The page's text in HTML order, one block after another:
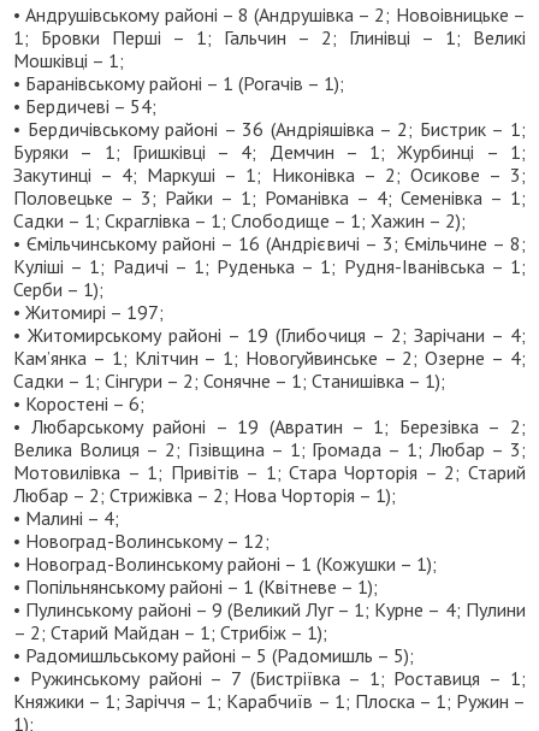
• Андрушівському районі – 8 (Андрушівка – 2; Новоівницьке –
1; Бровки Перші – 1; Гальчин – 2; Глинівці – 1; Великі
Мошківці – 1;
• Баранівському районі – 1 (Рогачів – 1);
• Бердичеві – 54;
• Бердичівському районі – 36 (Андріяшівка – 2; Бистрик – 1;
Буряки – 1; Гришківці – 4; Демчин – 1; Журбинці – 1;
Закутинці – 4; Маркуші – 1; Никонівка – 2; Осикове – 3;
Половецьке – 3; Райки – 1; Романівка – 4; Семенівка – 1;
Садки – 1; Скраглівка – 1; Слободище – 1; Хажин – 2);
• Ємільчинському районі – 16 (Андрієвичі – 3; Ємільчине – 8;
Куліші – 1; Радичі – 1; Руденька – 1; Рудня-Іванівська – 1;
Серби – 1);
• Житомирі – 197;
• Житомирському районі – 19 (Глибочиця – 2; Зарічани – 4;
Кам’янка – 1; Клітчин – 1; Новогуйвинське – 2; Озерне – 4;
Садки – 1; Сінгури – 2; Сонячне – 1; Станишівка – 1);
• Коростені – 6;
• Любарському районі – 19 (Авратин – 1; Березівка – 2;
Велика Волиця – 2; Гізівщина – 1; Громада – 1; Любар – 3;
Мотовилівка – 1; Привітів – 1; Стара Чорторія – 2; Старий
Любар – 2; Стрижівка – 2; Нова Чорторія – 1);
• Малині – 4;
• Новоград-Волинському – 12;
• Новоград-Волинському районі – 1 (Кожушки – 1);
• Попільнянському районі – 1 (Квітневе – 1);
• Пулинському районі – 9 (Великий Луг – 1; Курне – 4; Пулини
– 2; Старий Майдан – 1; Стрибіж – 1);
• Радомишльському районі – 5 (Радомишль – 5);
• Ружинському районі – 7 (Бистріївка – 1; Роставиця – 1;
Княжики – 1; Заріччя – 1; Карабчиїв – 1; Плоска – 1; Ружин –
1);